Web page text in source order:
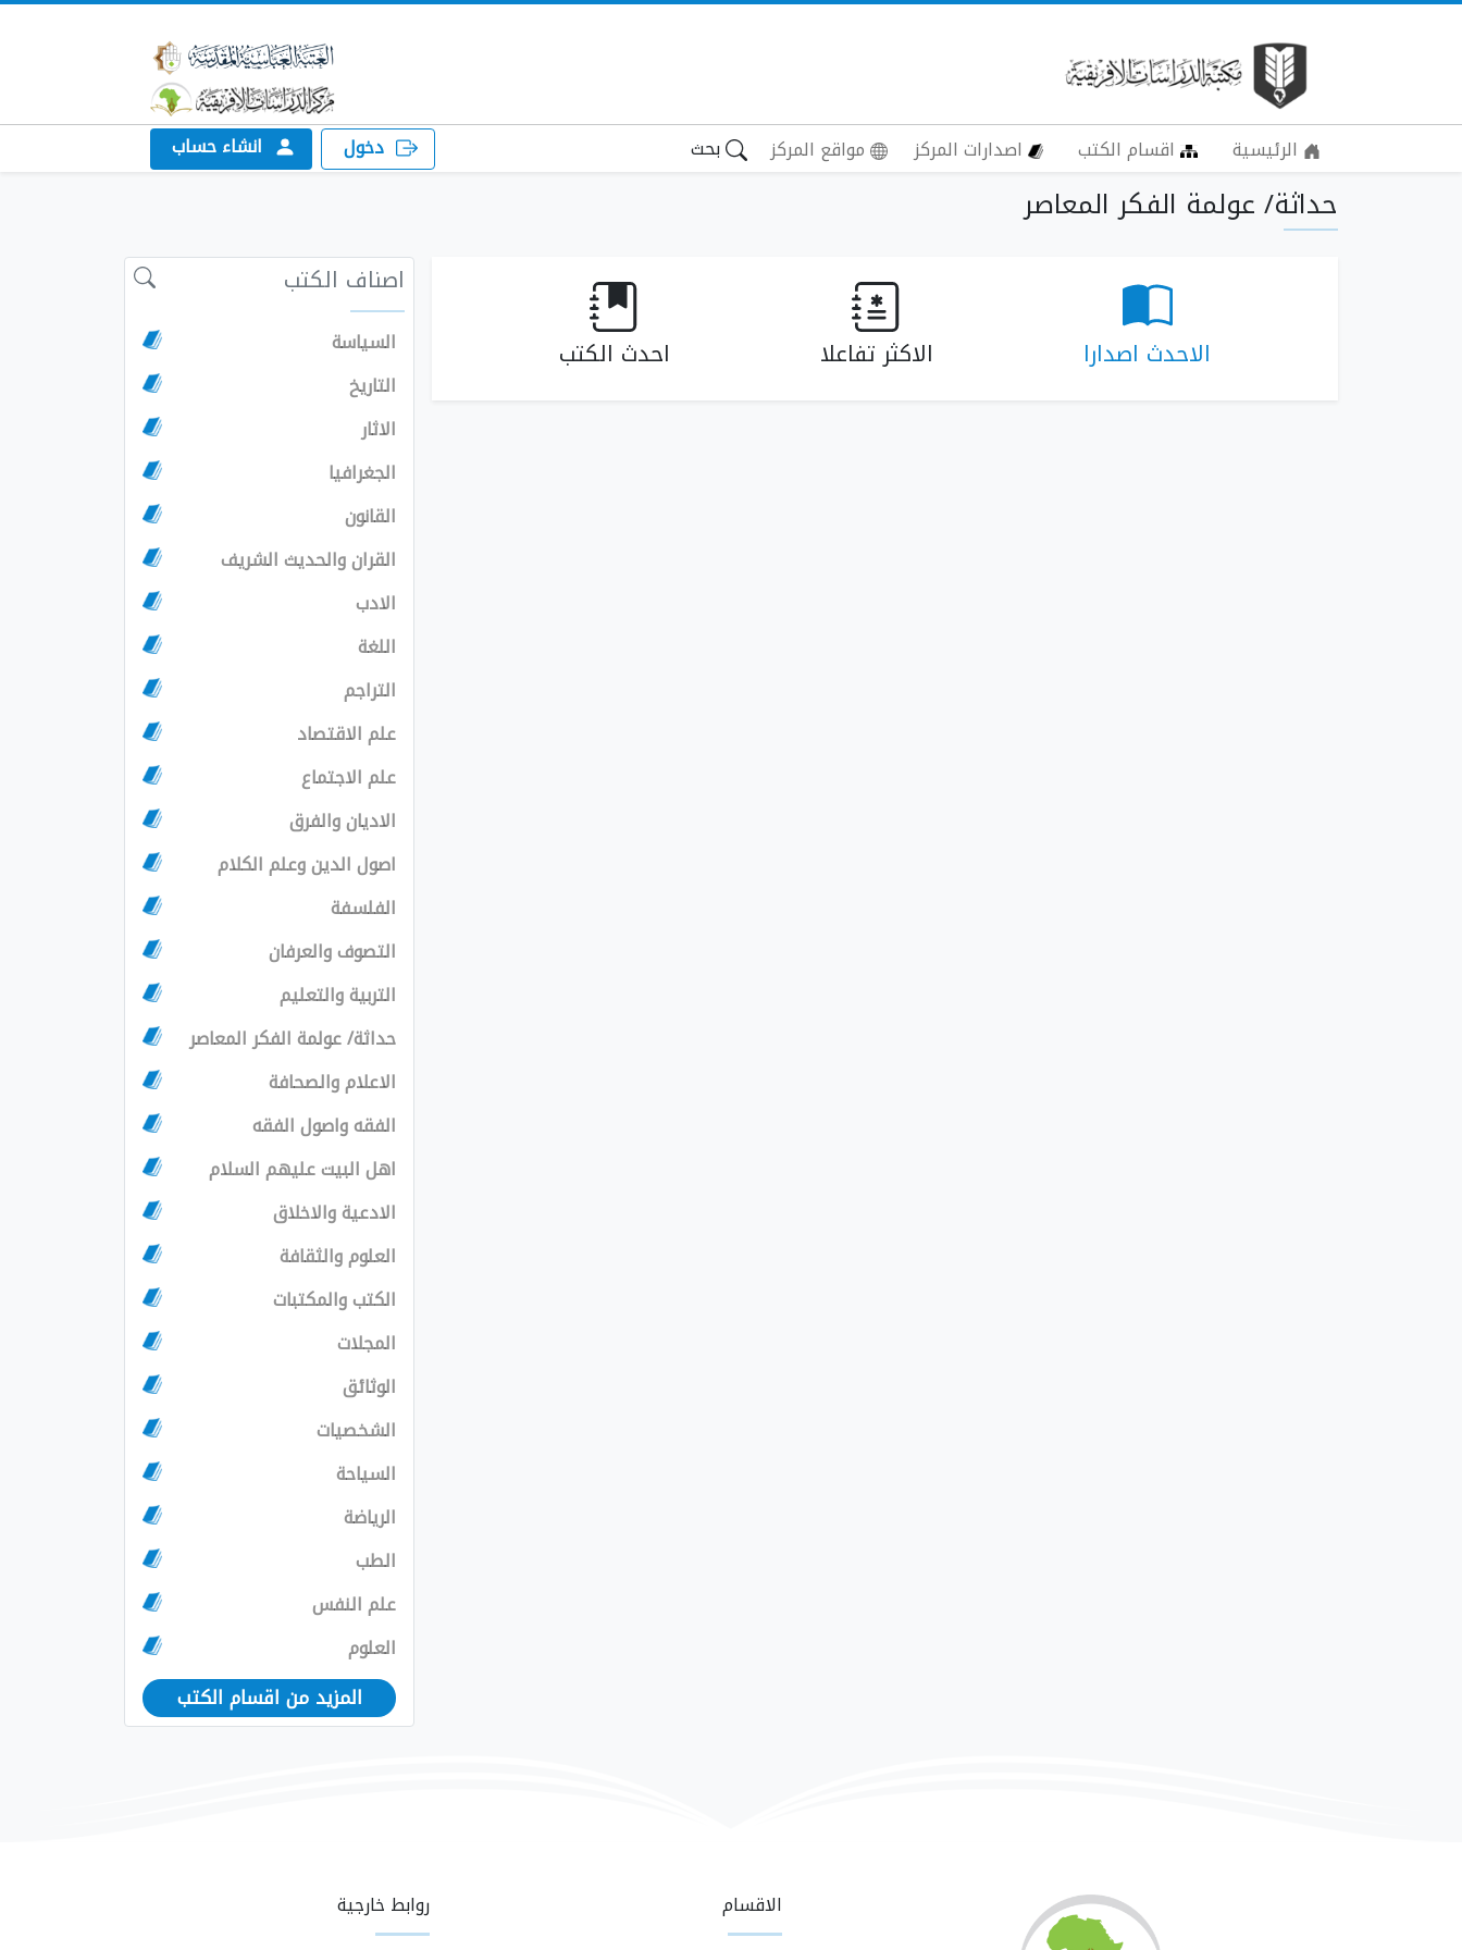
الرئيسية اقسام الكتب اصدارات المركز مواقع المركز بحث دخول انشاء حساب
حداثة/ عولمة الفكر المعاصر
الاحدث اصدارا الاكثر تفاعلا احدث الكتب
اصناف الكتب
السياسة
التاريخ
الاثار
الجغرافيا
القانون
القران والحديث الشريف
الادب
اللغة
التراجم
علم الاقتصاد
علم الاجتماع
الاديان والفرق
اصول الدين وعلم الكلام
الفلسفة
التصوف والعرفان
التربية والتعليم
حداثة/ عولمة الفكر المعاصر
الاعلام والصحافة
الفقه واصول الفقه
اهل البيت عليهم السلام
الادعية والاخلاق
العلوم والثقافة
الكتب والمكتبات
المجلات
الوثائق
الشخصيات
السياحة
الرياضة
الطب
علم النفس
العلوم
المزيد من اقسام الكتب
الاقسام
روابط خارجية